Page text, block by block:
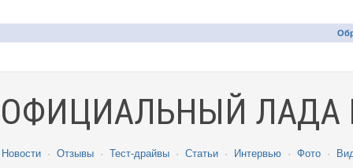
ОФИЦИАЛЬНЫЙ ЛАДА
Новости · Отзывы · Тест-драйвы · Статьи · Интервью · Фото ·